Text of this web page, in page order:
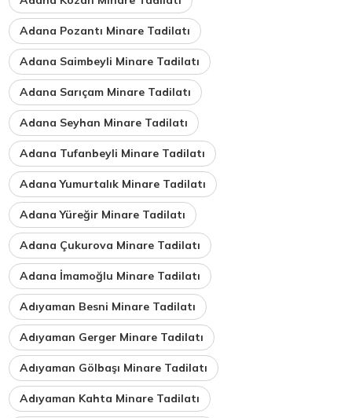
Adana Pozantı Minare Tadilatı
Adana Saimbeyli Minare Tadilatı
Adana Sarıçam Minare Tadilatı
Adana Seyhan Minare Tadilatı
Adana Tufanbeyli Minare Tadilatı
Adana Yumurtalık Minare Tadilatı
Adana Yüreğir Minare Tadilatı
Adana Çukurova Minare Tadilatı
Adana İmamoğlu Minare Tadilatı
Adıyaman Besni Minare Tadilatı
Adıyaman Gerger Minare Tadilatı
Adıyaman Gölbaşı Minare Tadilatı
Adıyaman Kahta Minare Tadilatı